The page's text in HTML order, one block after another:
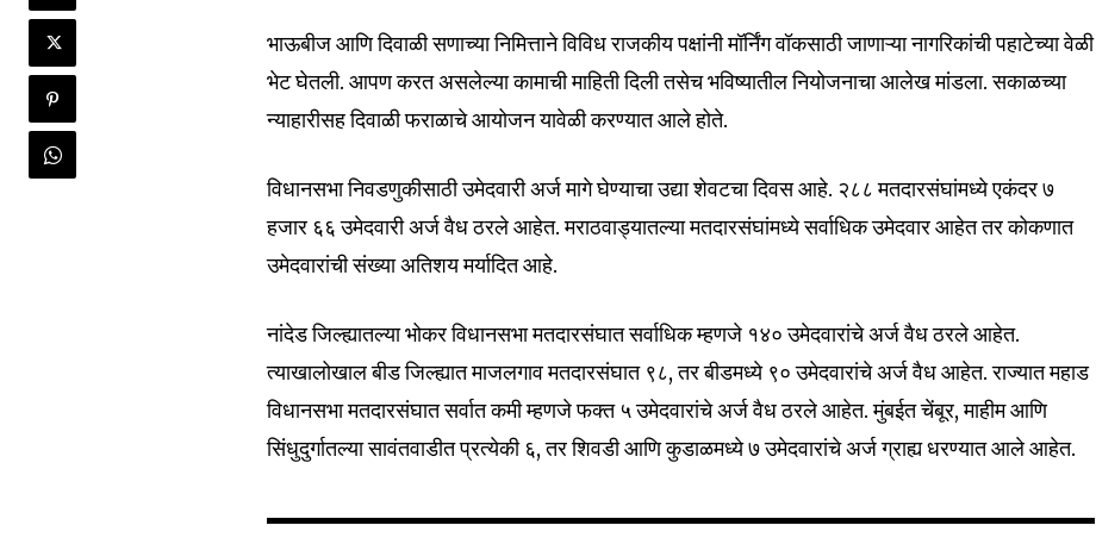
of the conversation.
To subscribe, simply enter your email address on our website or click
the subscribe button below. Don't worry, we respect your privacy and
6,300
Fans
32,111
Followers
भाऊबीज आणि दिवाळी सणाच्या निमित्ताने विविध राजकीय पक्षांनी मॉर्निंग वॉकसाठी जाणाऱ्या नागरिकांची पहाटेच्या वेळी
भेट घेतली. आपण करत असलेल्या कामाची माहिती दिली तसेच भविष्यातील नियोजनाचा आलेख मांडला. सकाळच्या
न्याहारीसह दिवाळी फराळाचे आयोजन यावेळी करण्यात आले होते.
विधानसभा निवडणुकीसाठी उमेदवारी अर्ज मागे घेण्याचा उद्या शेवटचा दिवस आहे. २८८ मतदारसंघांमध्ये एकंदर ७
हजार ६६ उमेदवारी अर्ज वैध ठरले आहेत. मराठवाड्यातल्या मतदारसंघांमध्ये सर्वाधिक उमेदवार आहेत तर कोकणात
उमेदवारांची संख्या अतिशय मर्यादित आहे.
नांदेड जिल्ह्यातल्या भोकर विधानसभा मतदारसंघात सर्वाधिक म्हणजे १४० उमेदवारांचे अर्ज वैध ठरले आहेत.
त्याखालोखाल बीड जिल्ह्यात माजलगाव मतदारसंघात ९८, तर बीडमध्ये ९० उमेदवारांचे अर्ज वैध आहेत. राज्यात महाड
विधानसभा मतदारसंघात सर्वात कमी म्हणजे फक्त ५ उमेदवारांचे अर्ज वैध ठरले आहेत. मुंबईत चेंबूर, माहीम आणि
सिंधुदुर्गातल्या सावंतवाडीत प्रत्येकी ६, तर शिवडी आणि कुडाळमध्ये ७ उमेदवारांचे अर्ज ग्राह्य धरण्यात आले आहेत.